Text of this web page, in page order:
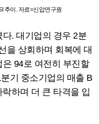
추이. 자료=신압연구원
. 대기업의 경우 2분
을 상회하며 회복에 대
94로 여전히 부진할
기 중소기업의 매출 B
하며 더 큰 타격을 입